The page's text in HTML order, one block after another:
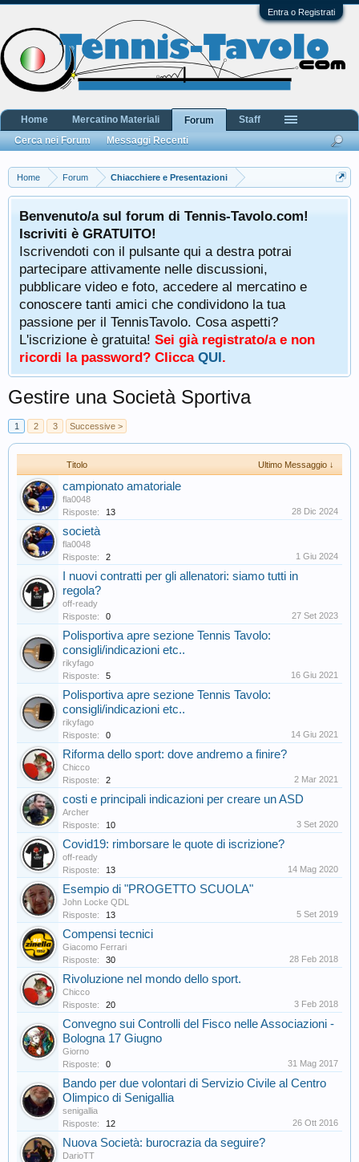
Entra o Registrati
Home Forum Chiacchiere e Presentazioni
Benvenuto/a sul forum di Tennis-Tavolo.com!
Iscriviti è GRATUITO!
Iscrivendoti con il pulsante qui a destra potrai
partecipare attivamente nelle discussioni,
pubblicare video e foto, accedere al mercatino e
conoscere tanti amici che condividono la tua
passione per il TennisTavolo. Cosa aspetti?
L'iscrizione è gratuita! Sei già registrato/a e non
ricordi la password? Clicca QUI.
Gestire una Società Sportiva
1 2 3 Successive >
Titolo Ultimo Messaggio ↓
campionato amatoriale
fla0048
Risposte:
13 28 Dic 2024
società
fla0048
Risposte:
2 1 Giu 2024
I nuovi contratti per gli allenatori: siamo tutti in
regola?
off-ready
Risposte:
0 27 Set 2023
Polisportiva apre sezione Tennis Tavolo:
consigli/indicazioni etc..
rikyfago
Risposte:
5 16 Giu 2021
Polisportiva apre sezione Tennis Tavolo:
consigli/indicazioni etc..
rikyfago
Risposte:
0 14 Giu 2021
Riforma dello sport: dove andremo a finire?
Chicco
Risposte:
2 2 Mar 2021
costi e principali indicazioni per creare un ASD
Archer
Risposte:
10 3 Set 2020
Covid19: rimborsare le quote di iscrizione?
off-ready
Risposte:
13 14 Mag 2020
Esempio di "PROGETTO SCUOLA"
John Locke QDL
Risposte:
13 5 Set 2019
Compensi tecnici
Giacomo Ferrari
Risposte:
30 28 Feb 2018
Rivoluzione nel mondo dello sport.
Chicco
Risposte:
20 3 Feb 2018
Convegno sui Controlli del Fisco nelle Associazioni -
Bologna 17 Giugno
Giorno
Risposte:
0 31 Mag 2017
Bando per due volontari di Servizio Civile al Centro
Olimpico di Senigallia
senigallia
Risposte:
12 26 Ott 2016
Nuova Società: burocrazia da seguire?
DarioTT
Home Mercatino Materiali
Forum
Cerca nei Forum
Messaggi Recenti
Staff